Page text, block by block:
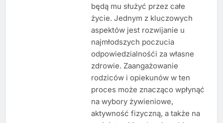
będą mu służyć przez całe
życie. Jednym z kluczowych
aspektów jest rozwijanie u
najmłodszych poczucia
odpowiedzialnośći za własne
zdrowie. Zaangażowanie
rodziców i opiekunów w ten
proces może znacząco wpłynąć
na wybory żywieniowe,
aktywność fizyczną, a także na